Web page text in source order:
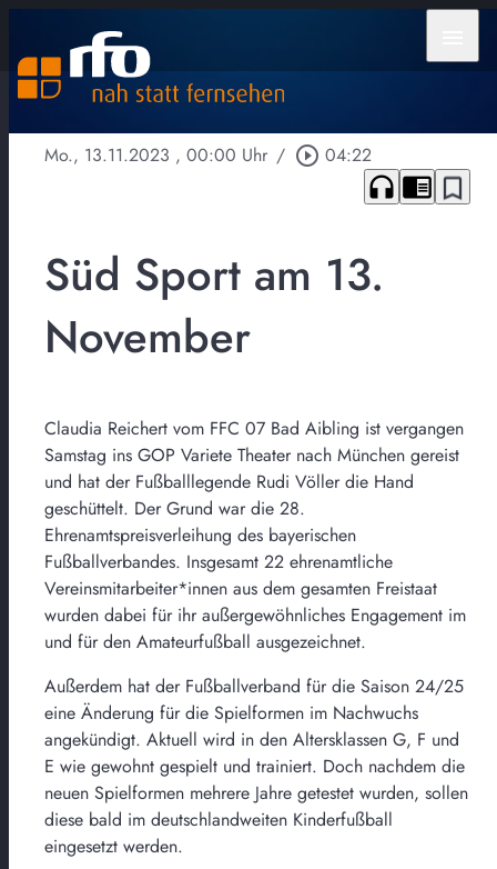
Mo., 13.11.2023 , 00:00 Uhr / play_circle_outline 04:22
headphones chrome_reader_mode bookmark_border
Süd Sport am 13.
November
Claudia Reichert vom FFC 07 Bad Aibling ist vergangen
Samstag ins GOP Variete Theater nach München gereist
und hat der Fußballlegende Rudi Völler die Hand
geschüttelt. Der Grund war die 28.
Ehrenamtspreisverleihung des bayerischen
Fußballverbandes. Insgesamt 22 ehrenamtliche
Vereinsmitarbeiter*innen aus dem gesamten Freistaat
wurden dabei für ihr außergewöhnliches Engagement im
und für den Amateurfußball ausgezeichnet.
Außerdem hat der Fußballverband für die Saison 24/25
eine Änderung für die Spielformen im Nachwuchs
angekündigt. Aktuell wird in den Altersklassen G, F und
E wie gewohnt gespielt und trainiert. Doch nachdem die
neuen Spielformen mehrere Jahre getestet wurden, sollen
diese bald im deutschlandweiten Kinderfußball
eingesetzt werden.